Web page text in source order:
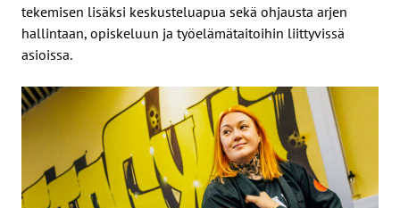
tekemisen lisäksi keskusteluapua sekä ohjausta arjen
hallintaan, opiskeluun ja työelämätaitoihin liittyvissä
asioissa.